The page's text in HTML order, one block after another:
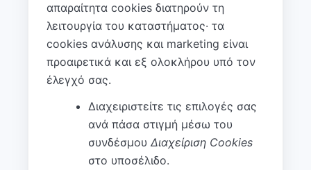
απαραίτητα cookies διατηρούν τη
λειτουργία του καταστήματος· τα
cookies ανάλυσης και marketing είναι
προαιρετικά και εξ ολοκλήρου υπό τον
έλεγχό σας.
Διαχειριστείτε τις επιλογές σας
ανά πάσα στιγμή μέσω του
συνδέσμου Διαχείριση Cookies
στο υποσέλιδο.